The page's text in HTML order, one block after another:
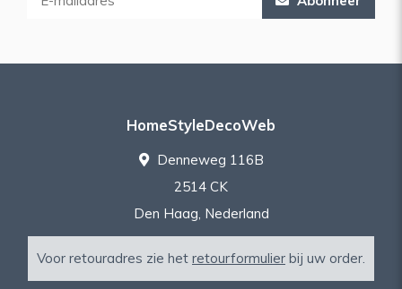
HomeStyleDecoWeb
Denneweg 116B
2514 CK
Den Haag, Nederland
Voor retouradres zie het retourformulier bij uw order.